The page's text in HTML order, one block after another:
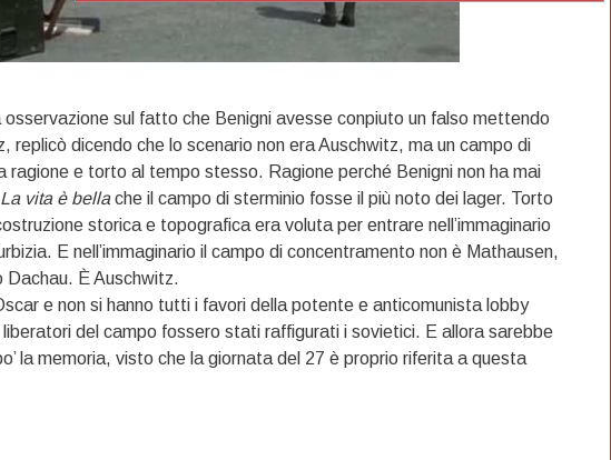
osservazione sul fatto che Benigni avesse conpiuto un falso mettendo
replicò dicendo che lo scenario non era Auschwitz, ma un campo di
ragione e torto al tempo stesso. Ragione perché Benigni non ha mai
La vita è bellache il campo di sterminio fosse il più noto dei lager. Torto
storica e topografica era voluta per entrare nell’immaginario
E nell’immaginario il campo di concentramento non è Mathausen,
Dachau. È Auschwitz.
e non si hanno tutti i favori della potente e anticomunista lobby
del campo fossero stati raffigurati i sovietici. E allora sarebbe
la memoria, visto che la giornata del 27 è proprio riferita a questa